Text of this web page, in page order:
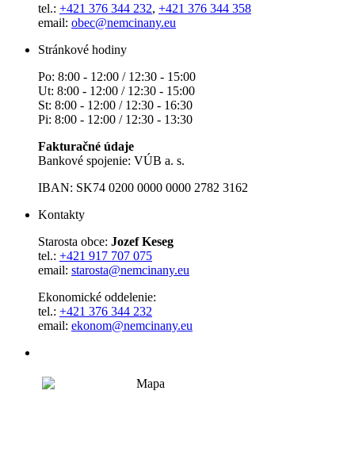
tel.: +421 376 344 232, +421 376 344 358
email: obec@nemcinany.eu
Stránkové hodiny
Po: 8:00 - 12:00 / 12:30 - 15:00
Ut: 8:00 - 12:00 / 12:30 - 15:00
St: 8:00 - 12:00 / 12:30 - 16:30
Pi: 8:00 - 12:00 / 12:30 - 13:30
Fakturačné údaje
Bankové spojenie: VÚB a. s.
IBAN: SK74 0200 0000 0000 2782 3162
Kontakty
Starosta obce: Jozef Keseg
tel.: +421 917 707 075
email: starosta@nemcinany.eu
Ekonomické oddelenie:
tel.: +421 376 344 232
email: ekonom@nemcinany.eu